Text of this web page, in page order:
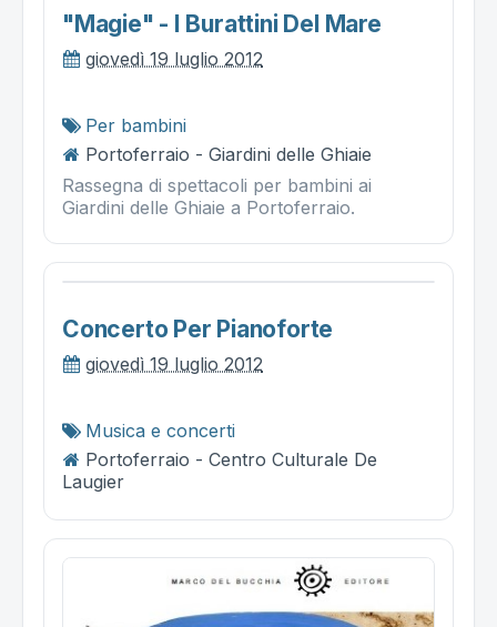
"magie" - I Burattini Del Mare
giovedì 19 luglio 2012
Per bambini
Portoferraio - Giardini delle Ghiaie
Rassegna di spettacoli per bambini ai
Giardini delle Ghiaie a Portoferraio.
Concerto Per Pianoforte
giovedì 19 luglio 2012
Musica e concerti
Portoferraio - Centro Culturale De
Laugier